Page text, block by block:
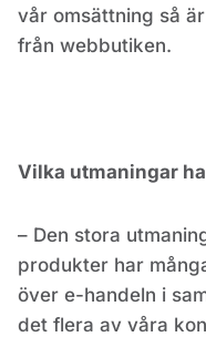
vår omsättning så
från webbutiken.
Vilka utmaningar
– Den stora
produkter har
över e-handeln i
det flera av våra